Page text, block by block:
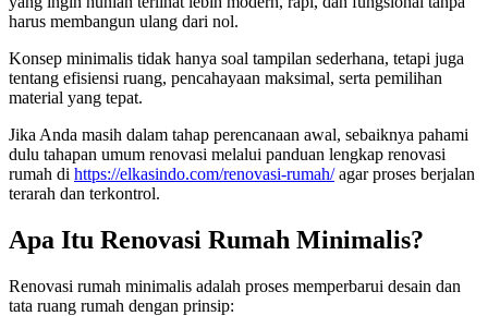
harus membangun ulang dari nol.
Konsep minimalis tidak hanya soal tampilan sederhana, tetapi juga
tentang efisiensi ruang, pencahayaan maksimal, serta pemilihan
material yang tepat.
Jika Anda masih dalam tahap perencanaan awal, sebaiknya pahami
dulu tahapan umum renovasi melalui panduan lengkap renovasi
rumah di https://elkasindo.com/renovasi-rumah/agar proses berjalan
terarah dan terkontrol.
Apa Itu Renovasi Rumah Minimalis?
Renovasi rumah minimalis adalah proses memperbarui desain dan
tata ruang rumah dengan prinsip: